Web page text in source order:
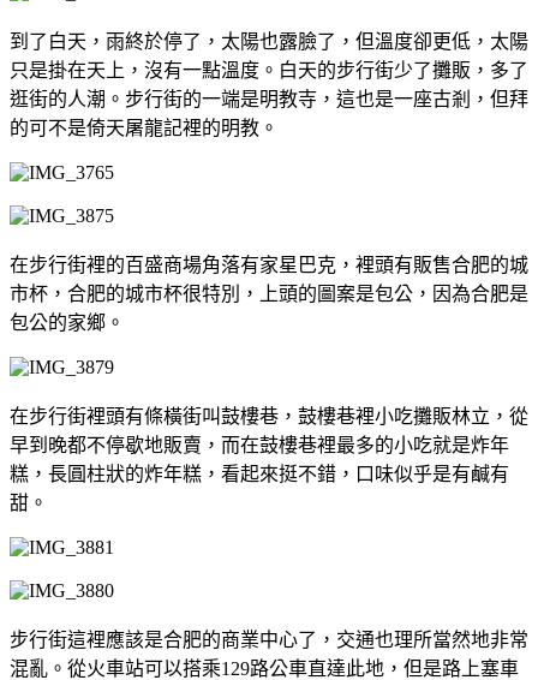
到了白天，雨終於停了，太陽也露臉了，但溫度卻更低，太陽
只是掛在天上，沒有一點溫度。白天的步行街少了攤販，多了
逛街的人潮。步行街的一端是明教寺，這也是一座古剎，但拜
的可不是倚天屠龍記裡的明教。
在步行街裡的百盛商場角落有家星巴克，裡頭有販售合肥的城
市杯，合肥的城市杯很特別，上頭的圖案是包公，因為合肥是
包公的家鄉。
在步行街裡頭有條橫街叫鼓樓巷，鼓樓巷裡小吃攤販林立，從
早到晚都不停歇地販賣，而在鼓樓巷裡最多的小吃就是炸年
糕，長圓柱狀的炸年糕，看起來挺不錯，口味似乎是有鹹有
甜。
步行街這裡應該是合肥的商業中心了，交通也理所當然地非常
混亂。從火車站可以搭乘129路公車直達此地，但是路上塞車